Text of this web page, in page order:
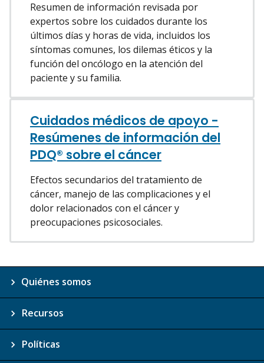
Resumen de información revisada por
expertos sobre los cuidados durante los
últimos días y horas de vida, incluidos los
síntomas comunes, los dilemas éticos y la
función del oncólogo en la atención del
paciente y su familia.
Cuidados médicos de apoyo -
Resúmenes de información del
PDQ® sobre el cáncer
Efectos secundarios del tratamiento de
cáncer, manejo de las complicaciones y el
dolor relacionados con el cáncer y
preocupaciones psicosociales.
Quiénes somos
Recursos
Políticas